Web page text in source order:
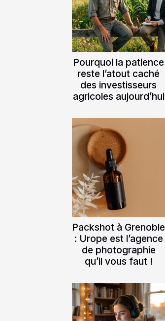
Pourquoi la patience
reste l’atout caché
des investisseurs
agricoles aujourd’hui
Packshot à Grenoble
: Urope est l’agence
de photographie
qu’il vous faut !